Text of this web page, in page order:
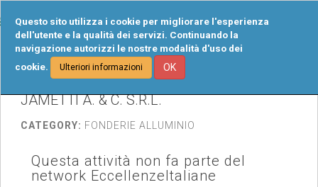
Questo sito utilizza i cookie per migliorare l'esperienza
dell'utente e la qualità dei servizi. Continuando la
navigazione autorizzi le nostre modalità d'uso dei
cookie.
Ulteriori informazioni OK
JAMETTI A. & C. S.R.L.
CATEGORY: FONDERIE ALLUMINIO
Questa attività non fa parte del
network EccellenzeItaliane